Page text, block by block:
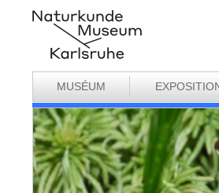
MUSÉUM